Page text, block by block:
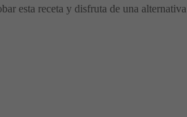
esta receta y disfruta de una